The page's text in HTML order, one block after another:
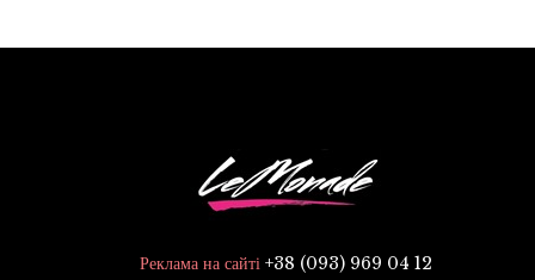
Реклама на сайті +38 (093) 969 04 12